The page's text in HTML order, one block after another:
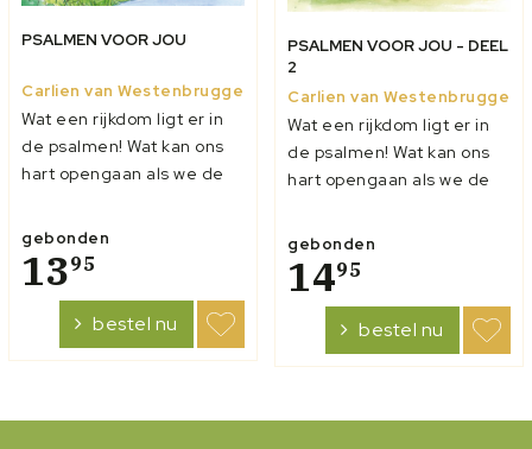
PSALMEN VOOR JOU
Carlien van Westenbrugge
Wat een rijkdom ligt er in
de psalmen! Wat kan ons
hart opengaan als we de
begrijpen kinderen niet
altijd wat ze zingen. Veel
psalmverzen bevatten
dagelijks leven niet meer
gebruiken. Als we willen
gebonden
1395
bestel nu
PSALMEN VOOR JOU - DEEL
2
Carlien van Westenbrugge
Wat een rijkdom ligt er in
de psalmen! Wat kan ons
hart opengaan als we de
begrijpen kinderen niet
altijd wat ze zingen. Veel
psalmverzen bevatten
dagelijks leven niet meer
gebruiken. Als we willen
gebonden
1495
bestel nu